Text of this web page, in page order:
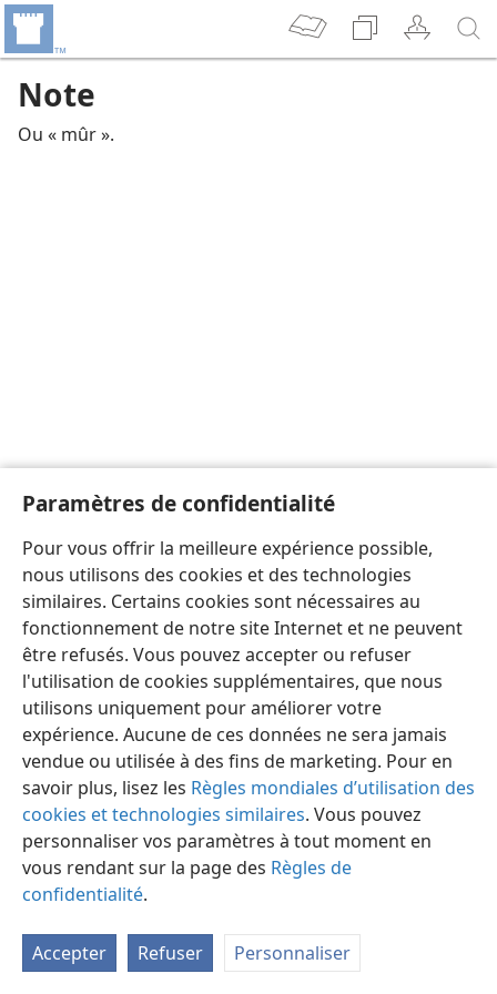
Paramètres de confidentialité
Pour vous offrir la meilleure expérience possible,
nous utilisons des cookies et des technologies
similaires. Certains cookies sont nécessaires au
fonctionnement de notre site Internet et ne peuvent
être refusés. Vous pouvez accepter ou refuser
l'utilisation de cookies supplémentaires, que nous
utilisons uniquement pour améliorer votre
expérience. Aucune de ces données ne sera jamais
vendue ou utilisée à des fins de marketing. Pour en
savoir plus, lisez les Règles mondiales d’utilisation des
cookies et technologies similaires. Vous pouvez
personnaliser vos paramètres à tout moment en
vous rendant sur la page des Règles de
confidentialité.
Accepter Refuser Personnaliser
Note
Ou « mûr ».
Préférences
Copyright© 2026 Watch Tower Bible and Tract Society of Pennsylvania
Conditions d’utilisation
Règles de confidentialité
Paramètres de confidentialité
JW.ORG Se connecter